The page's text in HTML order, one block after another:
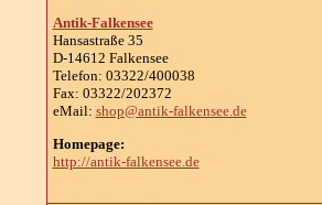
Antik-Falkensee
Hansastraße 35
D-14612 Falkensee
Telefon: 03322/400038
Fax: 03322/202372
eMail: shop@antik-falkensee.de
Homepage:
http://antik-falkensee.de